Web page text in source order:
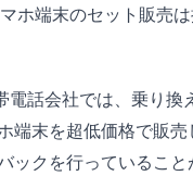
ホ端末のセット販売
電話会社では、乗り換
端末を超低価格で販
ックを行っていること